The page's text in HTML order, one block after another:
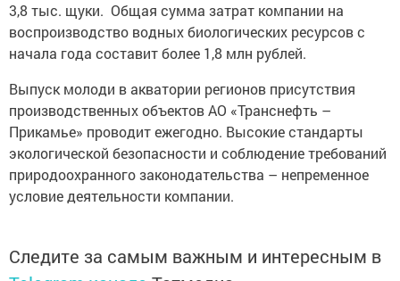
3,8 тыс. щуки. Общая сумма затрат компании на
воспроизводство водных биологических ресурсов с
начала года составит более 1,8 млн рублей.
Выпуск молоди в акватории регионов присутствия
производственных объектов АО «Транснефть –
Прикамье» проводит ежегодно. Высокие стандарты
экологической безопасности и соблюдение требований
природоохранного законодательства – непременное
условие деятельности компании.
Следите за самым важным и интересным в